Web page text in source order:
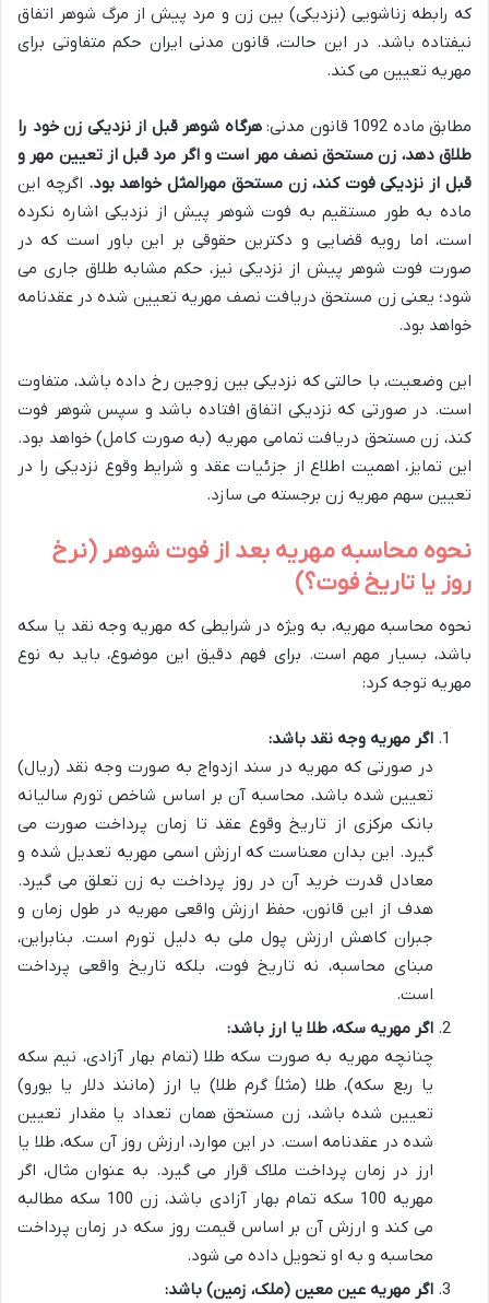
که رابطه زناشویی (نزدیکی) بین زن و مرد پیش از مرگ شوهر اتفاق
نیفتاده باشد. در این حالت، قانون مدنی ایران حکم متفاوتی برای
مهریه تعیین می کند.
مطابق ماده 1092 قانون مدنی:
هرگاه شوهر قبل از نزدیکی زن خود را
طلاق دهد، زن مستحق نصف مهر است و اگر مرد قبل از تعیین مهر و
قبل از نزدیکی فوت کند، زن مستحق مهرالمثل خواهد بود. اگرچه این
ماده به طور مستقیم به فوت شوهر پیش از نزدیکی اشاره نکرده
است، اما رویه قضایی و دکترین حقوقی بر این باور است که در
صورت فوت شوهر پیش از نزدیکی نیز، حکم مشابه طلاق جاری می
شود؛ یعنی زن مستحق دریافت نصف مهریه تعیین شده در عقدنامه
خواهد بود.
این وضعیت، با حالتی که نزدیکی بین زوجین رخ داده باشد، متفاوت
است. در صورتی که نزدیکی اتفاق افتاده باشد و سپس شوهر فوت
کند، زن مستحق دریافت تمامی مهریه (به صورت کامل) خواهد بود.
این تمایز، اهمیت اطلاع از جزئیات عقد و شرایط وقوع نزدیکی را در
تعیین سهم مهریه زن برجسته می سازد.
نحوه محاسبه مهریه بعد از فوت شوهر (نرخ
روز یا تاریخ فوت؟)
نحوه محاسبه مهریه، به ویژه در شرایطی که مهریه وجه نقد یا سکه
باشد، بسیار مهم است. برای فهم دقیق این موضوع، باید به نوع
مهریه توجه کرد:
اگر مهریه وجه نقد باشد:
در صورتی که مهریه در سند ازدواج به صورت وجه نقد (ریال)
تعیین شده باشد، محاسبه آن بر اساس شاخص تورم سالیانه
بانک مرکزی از تاریخ وقوع عقد تا زمان پرداخت صورت می
گیرد. این بدان معناست که ارزش اسمی مهریه تعدیل شده و
معادل قدرت خرید آن در روز پرداخت به زن تعلق می گیرد.
هدف از این قانون، حفظ ارزش واقعی مهریه در طول زمان و
جبران کاهش ارزش پول ملی به دلیل تورم است. بنابراین،
مبنای محاسبه، نه تاریخ فوت، بلکه تاریخ واقعی پرداخت
است.
اگر مهریه سکه، طلا یا ارز باشد:
چنانچه مهریه به صورت سکه طلا (تمام بهار آزادی، نیم سکه
یا ربع سکه)، طلا (مثلاً گرم طلا) یا ارز (مانند دلار یا یورو)
تعیین شده باشد، زن مستحق همان تعداد یا مقدار تعیین
شده در عقدنامه است. در این موارد، ارزش روز آن سکه، طلا یا
ارز در زمان پرداخت ملاک قرار می گیرد. به عنوان مثال، اگر
مهریه 100 سکه تمام بهار آزادی باشد، زن 100 سکه مطالبه
می کند و ارزش آن بر اساس قیمت روز سکه در زمان پرداخت
محاسبه و به او تحویل داده می شود.
اگر مهریه عین معین (ملک، زمین) باشد: